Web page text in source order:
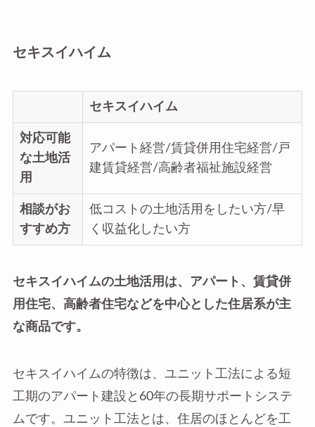
セキスイハイム
セキスイハイム
対応可能
な土地活
用
アパート経営/賃貸併用住宅経営/戸
建賃貸経営/高齢者福祉施設経営
相談がお
すすめ方
低コストの土地活用をしたい方/早
く収益化したい方
セキスイハイムの土地活用は、アパート、賃貸併
用住宅、高齢者住宅などを中心とした住居系が主
な商品です。
セキスイハイムの特徴は、ユニット工法による短
工期のアパート建設と60年の長期サポートシステ
ムです。ユニット工法とは、住居のほとんどを工